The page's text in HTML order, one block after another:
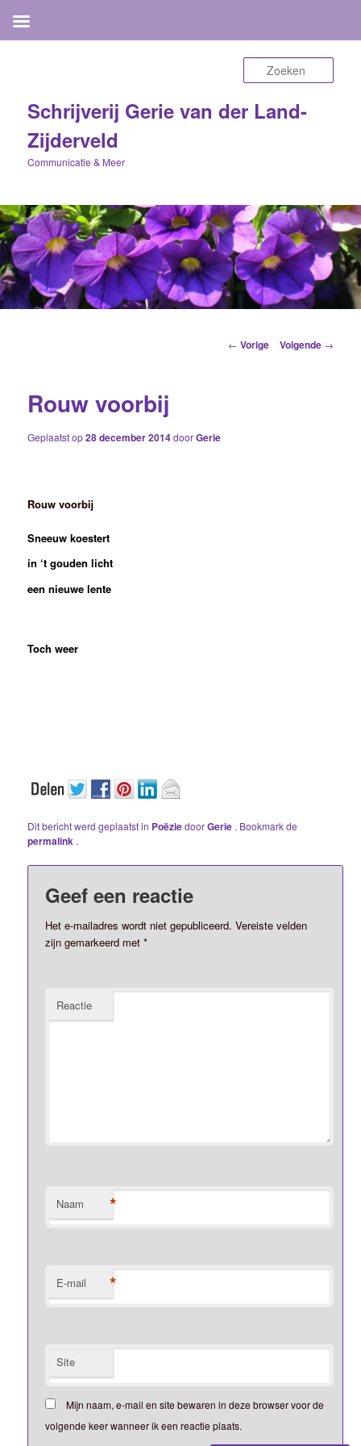
Schrijverij Gerie van der Land-
Zijderveld
Communicatie & Meer
Berichtnavigatie
← Vorige Volgende →
Rouw voorbij
Geplaatst op28 december 2014doorGerie
Rouw voorbij
Sneeuw koestert
in ‘t gouden licht
een nieuwe lente
Toch weer
Dit bericht werd geplaatst in PoëziedoorGerie . Bookmark de
permalink .
Geef een reactie
Het e-mailadres wordt niet gepubliceerd. Vereiste velden
zijn gemarkeerd met*
Reactie
Naam *
E-mail *
Site
Mijn naam, e-mail en site bewaren in deze browser voor de
volgende keer wanneer ik een reactie plaats.